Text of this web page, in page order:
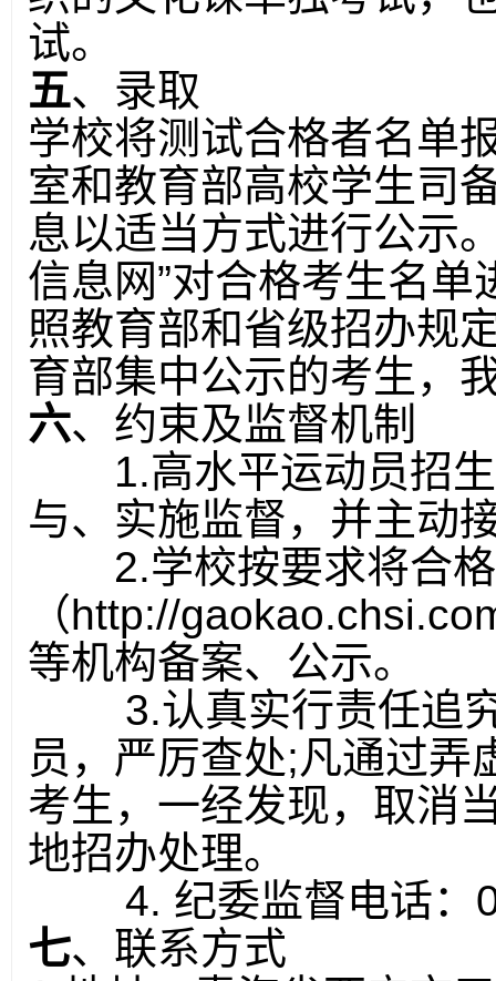
试。
五、录取
学校将测试合格者名单
室和教育部高校学生司
息以适当方式进行公示
信息网”对合格考生名
照教育部和省级招办规
育部集中公示的考生，
六、约束及监督机制
1.高水平运动员招
与、实施监督，并主动
2.学校按要求将合
（http://
等机构备案、公示。
3.认真实行责任追
员，严厉查处;凡通过弄
考生，一经发现，取消
地招办处理。
4. 纪委监督电话：
七、联系方式